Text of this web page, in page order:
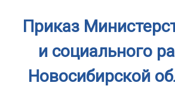
Приказ
и социального
Новосибирской